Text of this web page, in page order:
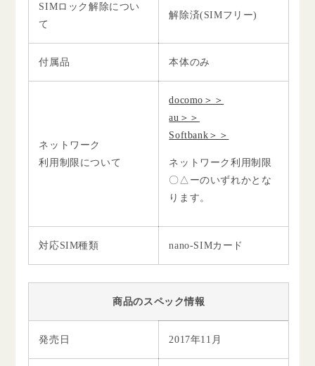
SIMロック解除につい
て
解除済(SIMフリー)
付属品 本体のみ
ネットワーク
利用制限について
docomo＞＞
au＞＞
Softbank＞＞
ネットワーク利用制限
〇△ーのいずれかとな
ります。
対応SIM種類 nano-SIMカード
商品のスペック情報
発売日 2017年11月